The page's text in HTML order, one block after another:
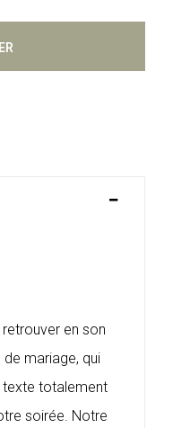
en son
mariage, qui
texte totalement
soirée. Notre